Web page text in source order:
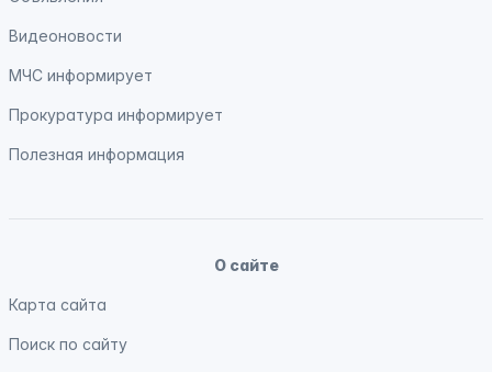
Видеоновости
МЧС информирует
Прокуратура информирует
Полезная информация
О сайте
Карта сайта
Поиск по сайту